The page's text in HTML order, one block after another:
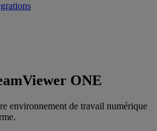
ONE
environnement de travail numérique